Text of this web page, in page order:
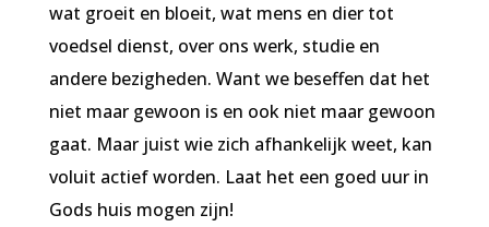
wat groeit en bloeit, wat mens en dier tot
voedsel dienst, over ons werk, studie en
andere bezigheden. Want we beseffen dat het
niet maar gewoon is en ook niet maar gewoon
gaat. Maar juist wie zich afhankelijk weet, kan
voluit actief worden. Laat het een goed uur in
Gods huis mogen zijn!